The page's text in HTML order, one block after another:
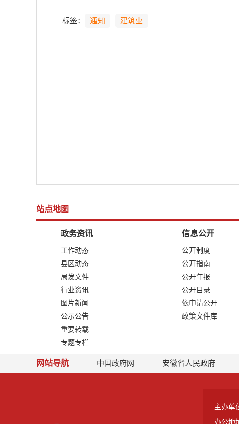
标签： 通知 建筑业
站点地图
政务资讯
工作动态
县区动态
局发文件
行业资讯
图片新闻
公示公告
重要转载
专题专栏
信息公开
公开制度
公开指南
公开年报
公开目录
依申请公开
政策文件库
网站导航 中国政府网 安徽省人民政府
主办单
办公地